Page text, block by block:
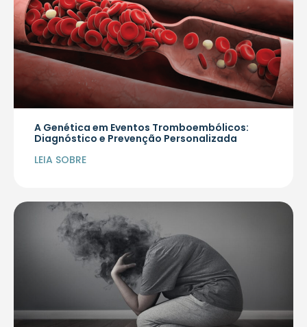
A Genética em Eventos Tromboembólicos:
Diagnóstico e Prevenção Personalizada
LEIA SOBRE